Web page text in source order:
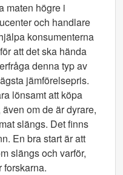
maten högre i
och handlare
konsumenterna
att det ska hända
denna typ av
jämförelsepris.
lönsamt att köpa
om de är dyrare,
slängs. Det finns
En bra start är att
slängs och varför,
forskarna.